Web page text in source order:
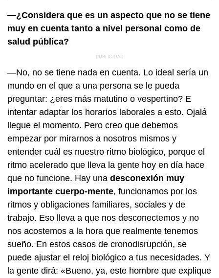
—¿Considera que es un aspecto que no se tiene
muy en cuenta tanto a nivel personal como de
salud pública?
—No, no se tiene nada en cuenta. Lo ideal sería un
mundo en el que a una persona se le pueda
preguntar: ¿eres más matutino o vespertino? E
intentar adaptar los horarios laborales a esto. Ojalá
llegue el momento. Pero creo que debemos
empezar por mirarnos a nosotros mismos y
entender cuál es nuestro ritmo biológico, porque el
ritmo acelerado que lleva la gente hoy en día hace
que no funcione. Hay una desconexión muy
importante cuerpo-mente, funcionamos por los
ritmos y obligaciones familiares, sociales y de
trabajo. Eso lleva a que nos desconectemos y no
nos acostemos a la hora que realmente tenemos
sueño. En estos casos de cronodisrupción, se
puede ajustar el reloj biológico a tus necesidades. Y
la gente dirá: «Bueno, ya, este hombre que explique